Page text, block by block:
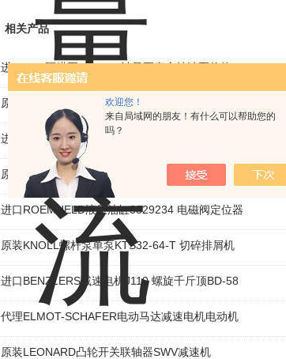
欢迎您！
来自局域网的朋友！有什么可以帮助您的
吗？
相关产品
进口KNF隔膜泵N630.12计量泵真空抽滤泵价格
原装LAMBRECHT降水传感器00.14575.20气象仪
进口VEM三相异步感应电机IE1-K21R80G4马达
原装KAMAN线性位移传感器KD230 线性编码器
进口ROEMHELD液压油缸3829234 电磁阀定位器
原装KNOLL螺杆泵单泵KTS32-64-T 切碎排屑机
进口BENZLERS减速电机J110 螺旋千斤顶BD-58
代理ELMOT-SCHAFER电动马达减速电机电动机
原装LEONARD凸轮开关联轴器‌SWV减速机